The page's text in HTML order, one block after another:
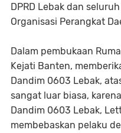
DPRD Lebak dan
Organisasi Perangkat
Dalam pembukaan
Kejati Banten,
Dandim 0603 Lebak,
sangat luar biasa,
Dandim 0603 Lebak,
membebaskan pelaku